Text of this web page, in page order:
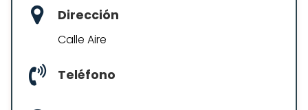
Dirección
Calle Aire
Teléfono